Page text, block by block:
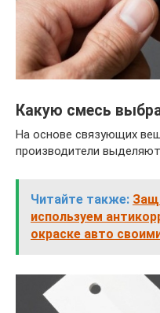
Какую смесь
На основе связующих
производители
Читайте также:
используем
окраске авто